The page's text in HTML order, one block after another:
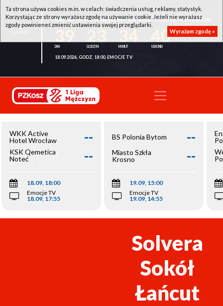
WKK ACTIVE HOTEL WROCŁAW - KSK QEMETICA NOTEĆ INOWROCŁAW
40
18.09.2026, GODZ. 18:00, EMOCJE TV
WKK Active
Hotel Wrocław
--
KSK Qemetica
Noteć
Inowrocław
--
18.09, 18:00
Emocje TV
18.09, 17:55
BS Polonia Bytom --
Miasto Szkła
Krosno
--
19.09, 15:00
Emocje TV
19.09, 14:55
Solvera
Sokół
Łańcut
Ta strona używa cookies m.in. w celach: świadczenia usług, reklamy, statystyk.
Korzystając ze strony wyrażasz zgodę na używanie cookie. Jeżeli nie wyrażasz
zgody powinieneś zmienić ustawienia swojej przeglądarki.
Wyrażam zgodę »